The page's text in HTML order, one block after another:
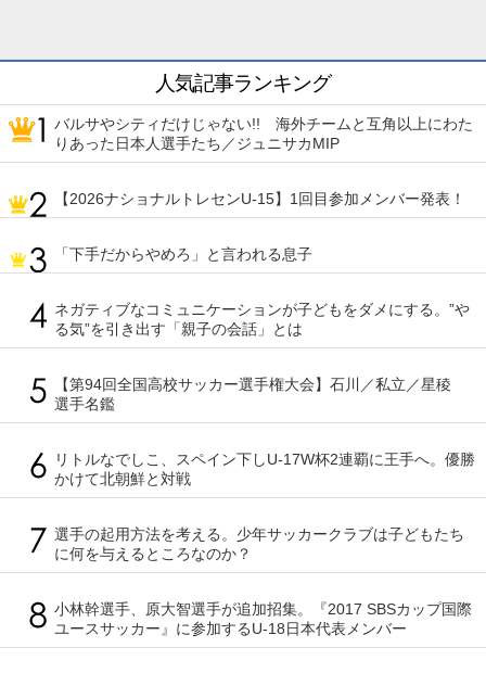
人気記事ランキング
バルサやシティだけじゃない!! 海外チームと互角以上にわた
りあった日本人選手たち／ジュニサカMIP
【2026ナショナルトレセンU-15】1回目参加メンバー発表！
「下手だからやめろ」と言われる息子
ネガティブなコミュニケーションが子どもをダメにする。”や
る気”を引き出す「親子の会話」とは
【第94回全国高校サッカー選手権大会】石川／私立／星稜
選手名鑑
リトルなでしこ、スペイン下しU-17W杯2連覇に王手へ。優勝
かけて北朝鮮と対戦
選手の起用方法を考える。少年サッカークラブは子どもたち
に何を与えるところなのか？
小林幹選手、原大智選手が追加招集。『2017 SBSカップ国際
ユースサッカー』に参加するU-18日本代表メンバー